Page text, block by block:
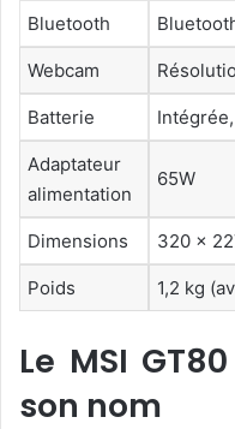
Bluetooth
Webcam
Batterie
Adaptateur
alimentation
65W
Dimensions 320 x
Poids 1,2 kg
Le MSI
son nom